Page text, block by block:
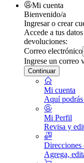
Mi cuenta
Bienvenido/a
Ingresar o crear
Accede a tus
devoluciones:
Correo electrónico
Ingrese un correo
Continuar
Mi cuenta
Aquí
Mi Perfil
Revisa y
Direcciones
Agrega,